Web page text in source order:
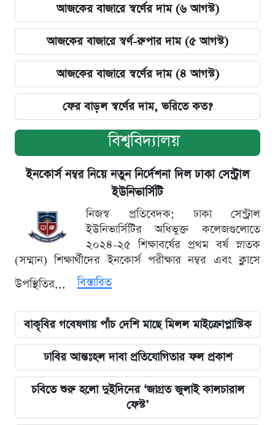
আজকের বাজারে স্বর্ণের দাম (৬ আগস্ট)
আজকের বাজারে স্বর্ণ-রুপার দাম (৫ আগস্ট)
আজকের বাজারে স্বর্ণের দাম (৪ আগস্ট)
ফের বাড়ল স্বর্ণের দাম, ভরিতে কত?
বিশ্ববিদ্যালয়
ইনকোর্স নম্বর নিয়ে নতুন নির্দেশনা দিল ঢাকা সেন্ট্রাল
ইউনিভার্সিটি
নিজস্ব প্রতিবেদক: ঢাকা সেন্ট্রাল
ইউনিভার্সিটির অধিভুক্ত কলেজগুলোতে
২০২৪-২৫ শিক্ষাবর্ষের প্রথম বর্ষ স্নাতক
(সম্মান) শিক্ষার্থীদের ইনকোর্স পরীক্ষার নম্বর এবং ক্লাসে
উপস্থিতির...
বিস্তারিত
বাকৃবির গবেষণায় পাঁচ দেশি মাছে মিলল মাইক্রোপ্লাস্টিক
ঢাবির আন্তঃহল দাবা প্রতিযোগিতার ফল প্রকাশ
চবিতে শুরু হলো দুইদিনের ‘জাগ্রত জুলাই কালচারাল
ফেস্ট’